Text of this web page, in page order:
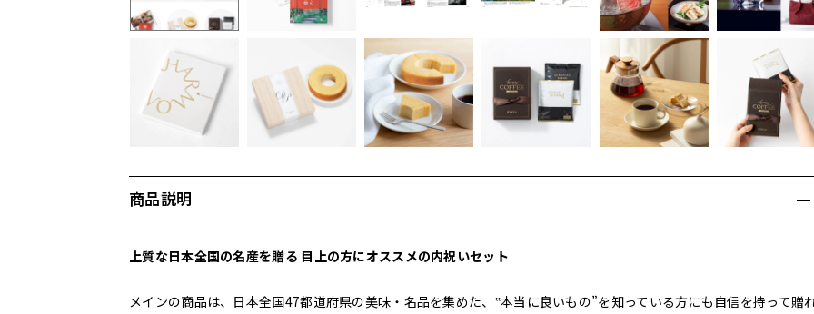
商品説明
上質な日本全国の名産を贈る 目上の方にオススメの内祝いセット
メインの商品は、日本全国47都道府県の美味・名品を集めた、‟本当に良いもの”を知っている方にも自信を持って贈